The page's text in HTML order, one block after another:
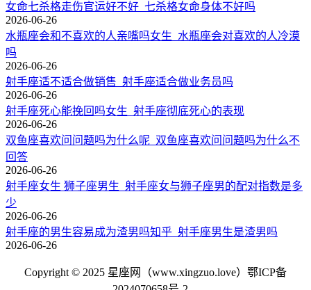
女命七杀格走伤官运好不好_七杀格女命身体不好吗
2026-06-26
水瓶座会和不喜欢的人亲嘴吗女生_水瓶座会对喜欢的人冷漠
吗
2026-06-26
射手座适不适合做销售_射手座适合做业务员吗
2026-06-26
射手座死心能挽回吗女生_射手座彻底死心的表现
2026-06-26
双鱼座喜欢问问题吗为什么呢_双鱼座喜欢问问题吗为什么不
回答
2026-06-26
射手座女生 狮子座男生_射手座女与狮子座男的配对指数是多
少
2026-06-26
射手座的男生容易成为渣男吗知乎_射手座男生是渣男吗
2026-06-26
Copyright © 2025 星座网（www.xingzuo.love） 鄂ICP备